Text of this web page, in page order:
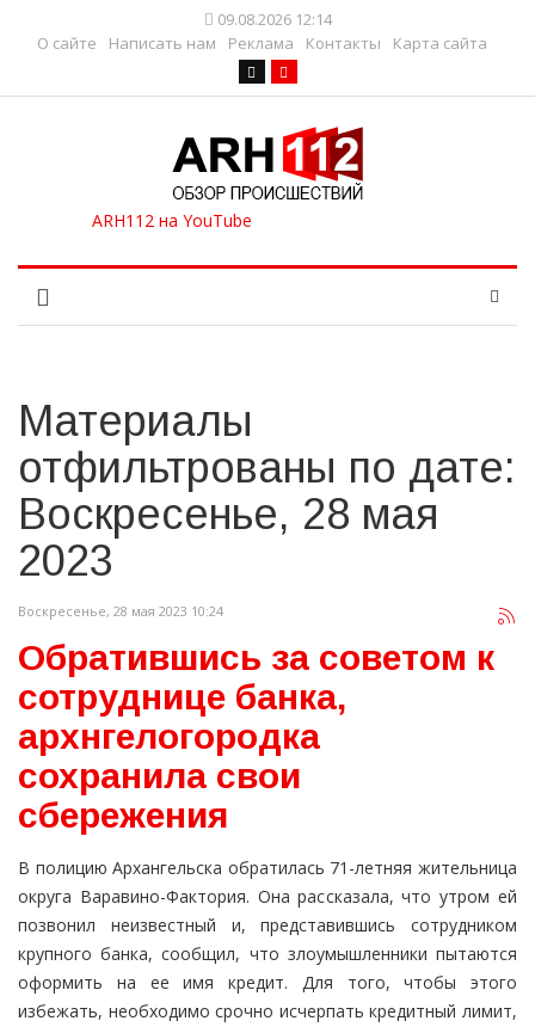
09.08.2026 12:14
О сайте
Написать нам Реклама Контакты Карта сайта
Материалы
отфильтрованы по дате:
Воскресенье, 28 мая
2023
Воскресенье, 28 мая 2023 10:24
Обратившись за советом к
сотруднице банка,
архнгелогородка
сохранила свои
сбережения
В полицию Архангельска обратилась 71-летняя жительница
округа Варавино-Фактория. Она рассказала, что утром ей
позвонил неизвестный и, представившись сотрудником
крупного банка, сообщил, что злоумышленники пытаются
оформить на ее имя кредит. Для того, чтобы этого
избежать, необходимо срочно исчерпать кредитный лимит,